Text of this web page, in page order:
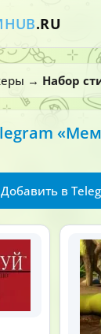
.RU
→ Набор
Добавить в